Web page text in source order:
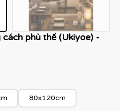
phù thế (Ukiyoe) -
80x120cm